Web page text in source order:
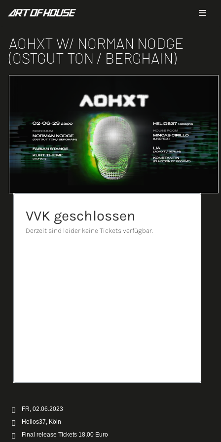
Inhalt
springen
AOHXT W/ NORMAN NODGE
(OSTGUT TON / BERGHAIN)
FR, 02.06.2023
Helios37, Köln
Final release Tickets 18,00 Euro